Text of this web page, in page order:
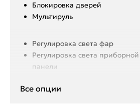
Блокировка дверей
Мультируль
Регулировка света фар
Регулировка света приборной
панели
Подогрев руля
Все опции